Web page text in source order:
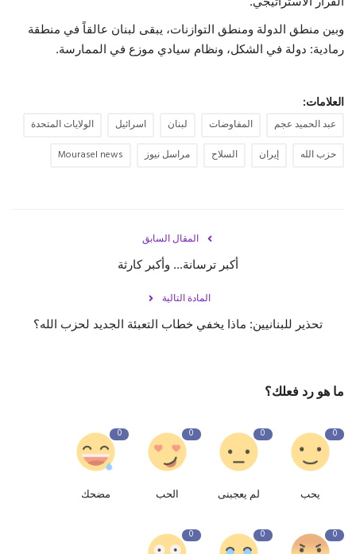
وبين منطق الدولة ومنطق التوازنات، يبقى لبنان عالقاً في منطقة
رمادية: دولة في الشكل، ونظام سيادي موزع في الممارسة.
العلامات:
عبد الحميد عجم المفاوضات لبنان اسرائيل
الولايات المتحدة
حزب الله
إيران السلاح مراسل نيوز Mourasel news
المقال السابق
أكبر ترسانة... وأكبر كارثة
المادة التالية
تحذير للبنانيين: ماذا يخفي خطاب التعبئة الجديد لحزب الله؟
ما هو رد فعلك؟
0
يحب
0
لم يعجبنى
0
الحب
0
مضحك
0
0
0